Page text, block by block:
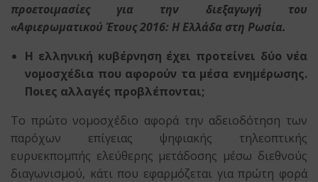
προετοιμασίες για την διεξαγωγή του
«Αφιερωματικού Έτους 2016: Η Ελλάδα στη Ρωσία.
Η ελληνική κυβέρνηση έχει προτείνει δύο νέα
νομοσχέδια που αφορούν τα μέσα ενημέρωσης.
Ποιες αλλαγές προβλέπονται;
Το πρώτο νομοσχέδιο αφορά την αδειοδότηση των
παρόχων επίγειας ψηφιακής τηλεοπτικής
ευρυεκπομπής ελεύθερης μετάδοσης μέσω διεθνούς
διαγωνισμού, κάτι που εφαρμόζεται για πρώτη φορά